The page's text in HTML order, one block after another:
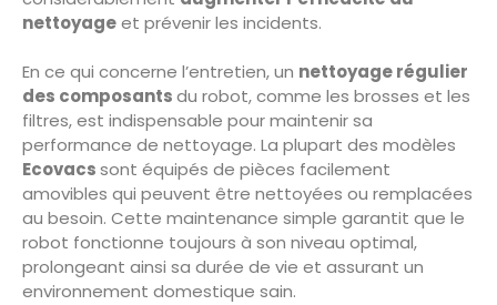
nettoyageet prévenir les incidents.
En ce qui concerne l’entretien, un nettoyage régulier
des composantsdu robot, comme les brosses et les
filtres, est indispensable pour maintenir sa
performance de nettoyage. La plupart des modèles
Ecovacssont équipés de pièces facilement
amovibles qui peuvent être nettoyées ou remplacées
au besoin. Cette maintenance simple garantit que le
robot fonctionne toujours à son niveau optimal,
prolongeant ainsi sa durée de vie et assurant un
environnement domestique sain.